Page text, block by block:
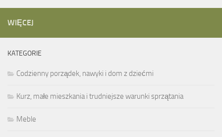
WIĘCEJ
KATEGORIE
Codzienny porządek, nawyki i dom z dziećmi
Kurz, małe mieszkania i trudniejsze warunki sprzątania
Meble